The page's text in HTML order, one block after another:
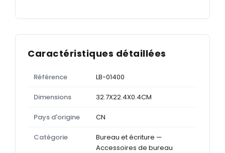
Caractéristiques détaillées
Référence LB-01400
Dimensions 32.7X22.4X0.4CM
Pays d'origine CN
Catégorie
Bureau et écriture —
Accessoires de bureau